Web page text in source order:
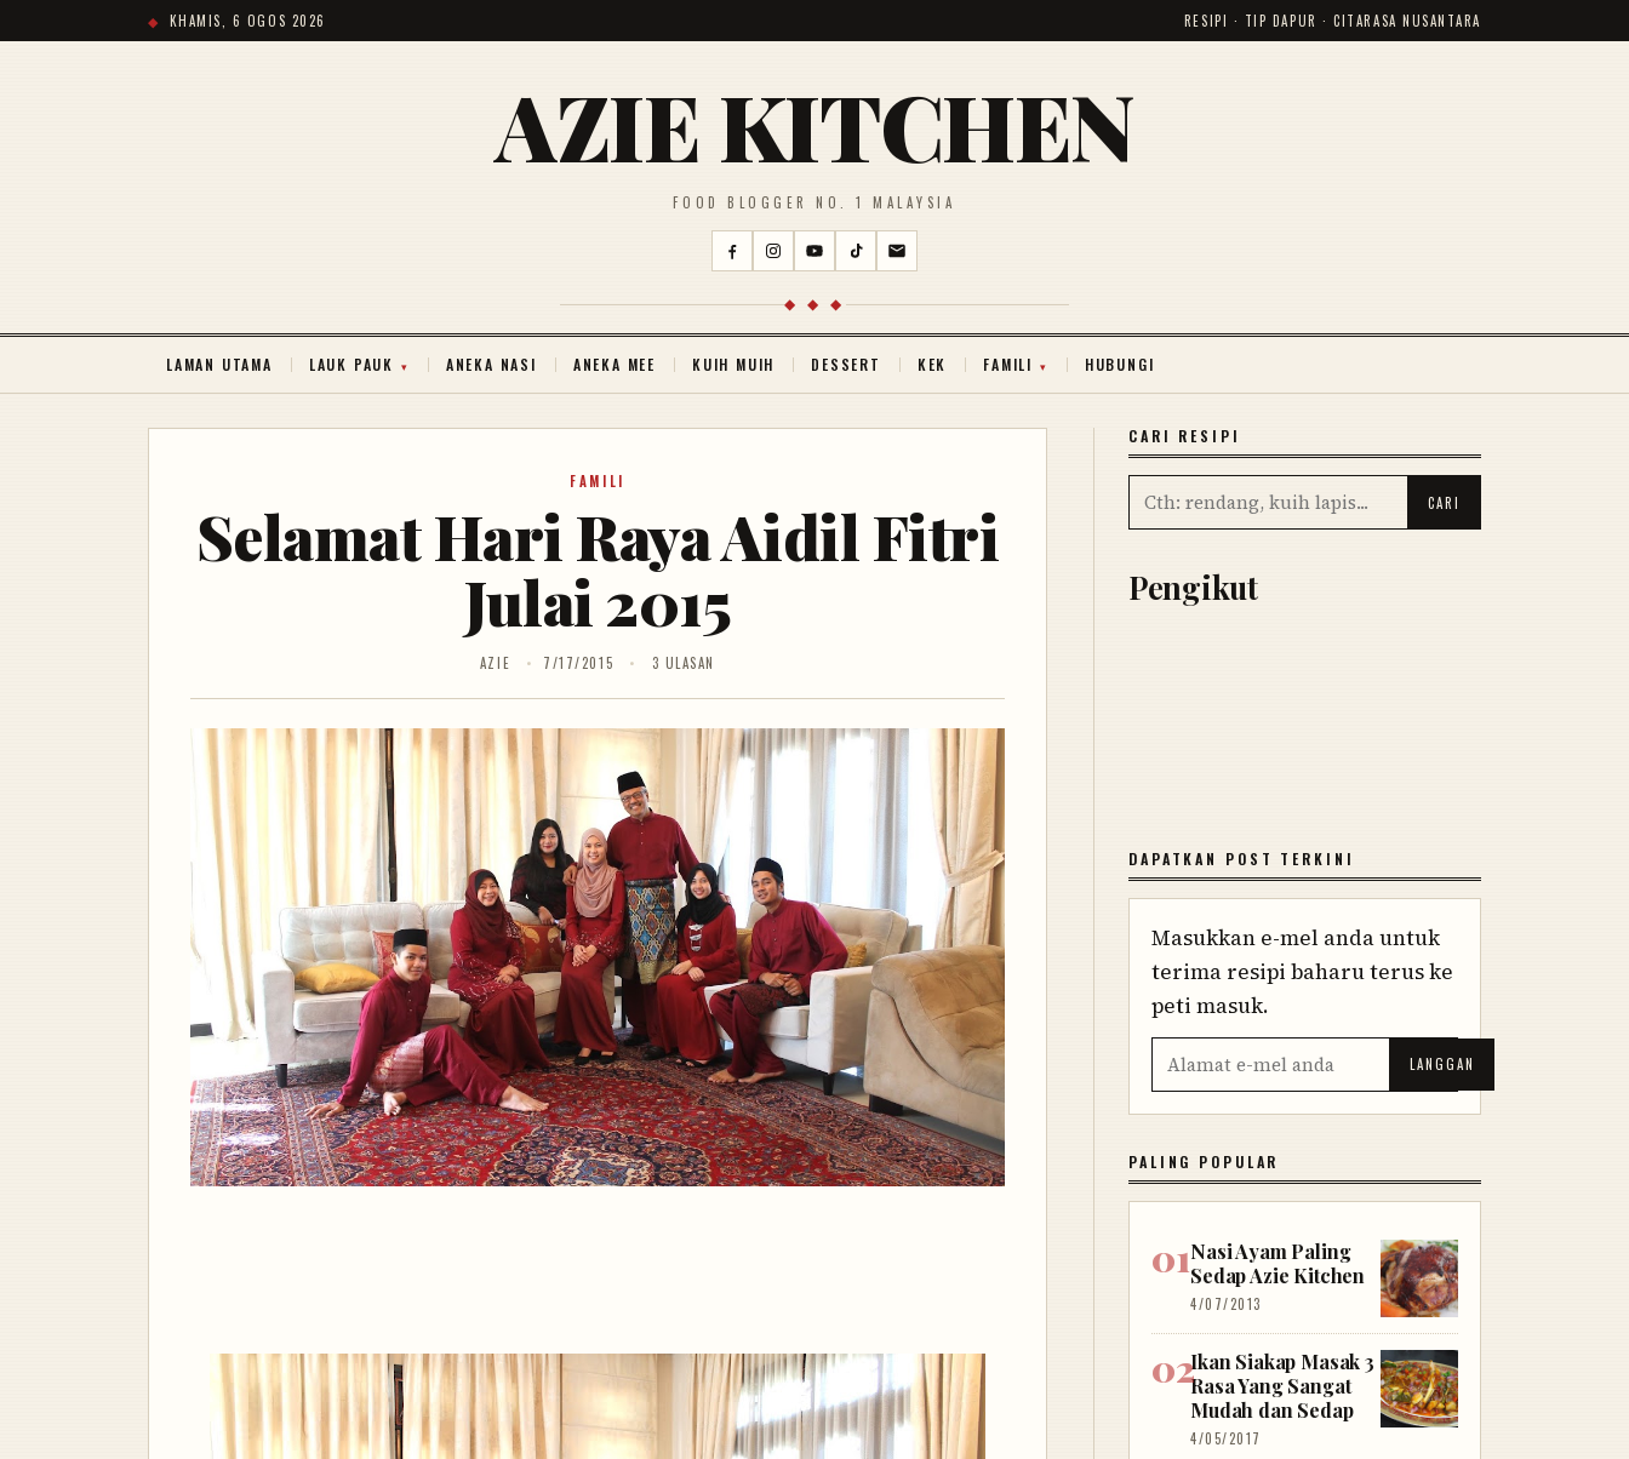
KHAMIS, 6 OGOS 2026 RESIPI · TIP DAPUR · CITARASA NUSANTARA
AZIE KITCHEN
FOOD BLOGGER NO. 1 MALAYSIA
◆ ◆ ◆
LAMAN UTAMA LAUK PAUK ANEKA NASI ANEKA MEE KUIH MUIH DESSERT KEK FAMILI HUBUNGI
FAMILI
Selamat Hari Raya Aidil Fitri
Julai 2015
AZIE 7/17/2015 3 ULASAN
CARI RESIPI
Pengikut
DAPATKAN POST TERKINI
Masukkan e-mel anda untuk
terima resipi baharu terus ke
peti masuk.
PALING POPULAR
Nasi Ayam Paling
Sedap Azie Kitchen
4/07/2013
Ikan Siakap Masak 3
Rasa Yang Sangat
Mudah dan Sedap
4/05/2017